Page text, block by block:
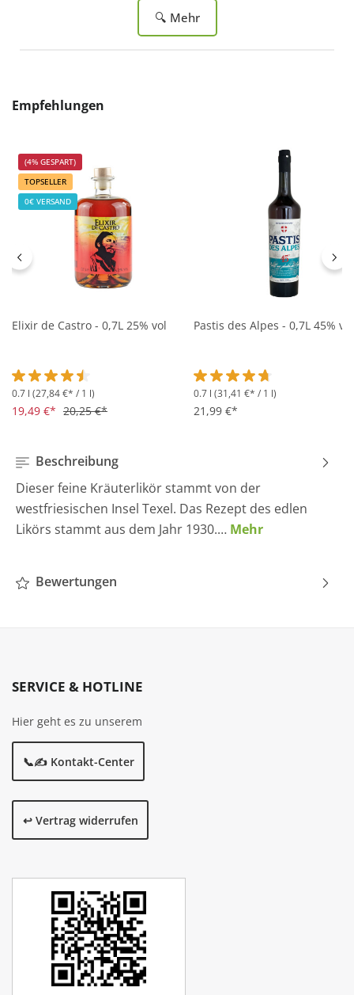
🔍 Mehr
Produktgalerie überspringen
Empfehlungen
(4% GESPART)
TOPSELLER
0€ VERSAND
Elixir de Castro - 0,7L 25% vol
Durchschnittliche Bewertung von 4.5 von 5 Sternen
0.7 l (27,84 €* / 1 l)
19,49 €* 20,25 €*
Pastis des Alpes - 0,7L 45% vol
Durchschnittliche
0.7 l (31,41 €* / 1 l)
21,99 €*
Beschreibung
Dieser feine Kräuterlikör stammt von der
westfriesischen Insel Texel. Das Rezept des edlen
Likörs stammt aus dem Jahr 1930.… Mehr
Bewertungen
SERVICE & HOTLINE
Hier geht es zu unserem
📞✍️ Kontakt-Center
↩️ Vertrag widerrufen